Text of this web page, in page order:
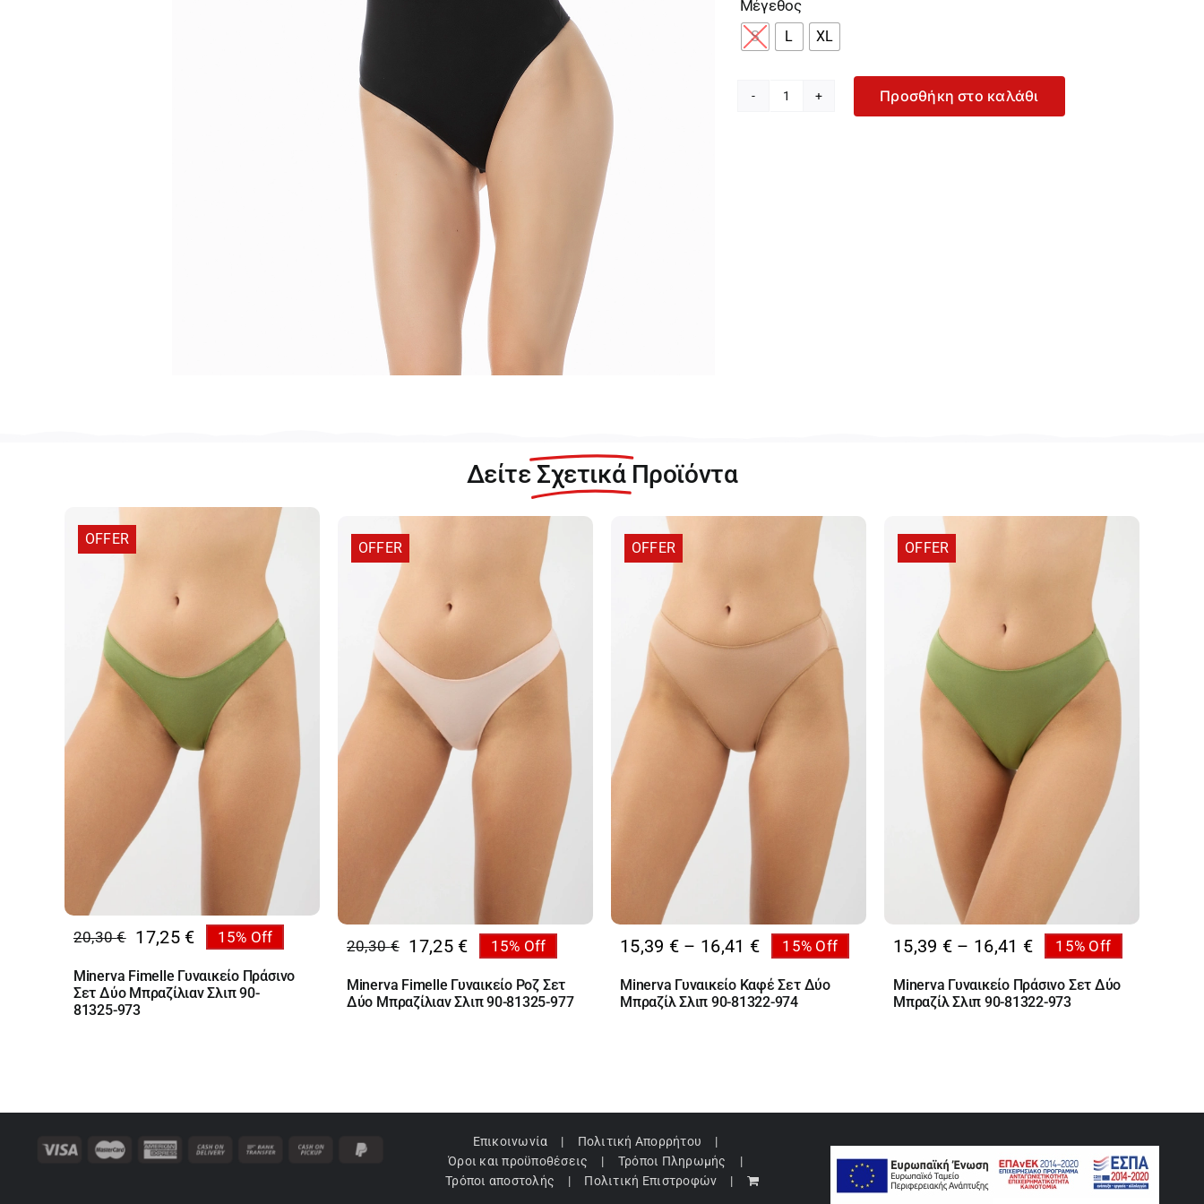
Μέγεθος
S L XL
Minerva
Προσθήκη στο καλάθι
Δείτε Σχετικά Προϊόντα
OFFER
20,30€
Original
price
was:
20,30 €.
17,25 €
Η
τρέχουσα
τιμή
είναι:
15% Off
Minerva Fimelle Γυναικείο Πράσινο
Σετ Δύο Μπραζίλιαν Σλιπ 90-
81325-973
OFFER
20,30€
Original
price
was:
17,25 €
Η
τρέχουσα
τιμή
15% Off
Minerva Fimelle Γυναικείο Ροζ Σετ
Δύο Μπραζίλιαν Σλιπ 90-81325-977
OFFER
15,39 € – 16,41 €Price
15,39 €
through
15% Off
Minerva Γυναικείο Καφέ Σετ Δύο
Μπραζίλ Σλιπ 90-81322-974
OFFER
15,39 € – 16,41 €Price
15,39 €
through
15% Off
Minerva Γυναικείο Πράσινο Σετ Δύο
Μπραζίλ Σλιπ 90-81322-973
Επικοινωνία
Πολιτική Απορρήτου
Όροι και προϋποθέσεις
Τρόποι Πληρωμής
Τρόποι αποστολής
Πολιτική Επιστροφών